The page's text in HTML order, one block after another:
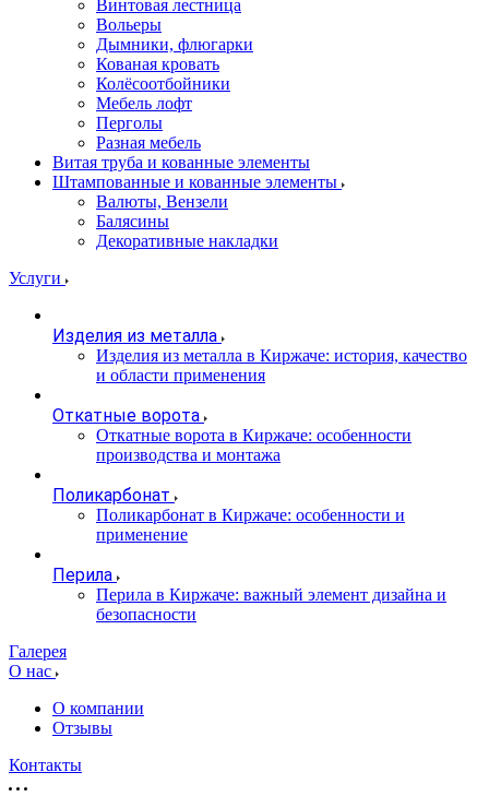
Винтовая лестница
Вольеры
Дымники, флюгарки
Кованая кровать
Колёсоотбойники
Мебель лофт
Перголы
Разная мебель
Витая труба и кованные элементы
Штампованные и кованные элементы
Валюты, Вензели
Балясины
Декоративные накладки
Услуги
Изделия из металла
Изделия из металла в Киржаче: история, качество
и области применения
Откатные ворота
Откатные ворота в Киржаче: особенности
производства и монтажа
Поликарбонат
Поликарбонат в Киржаче: особенности и
применение
Перила
Перила в Киржаче: важный элемент дизайна и
безопасности
Галерея
О нас
О компании
Отзывы
Контакты